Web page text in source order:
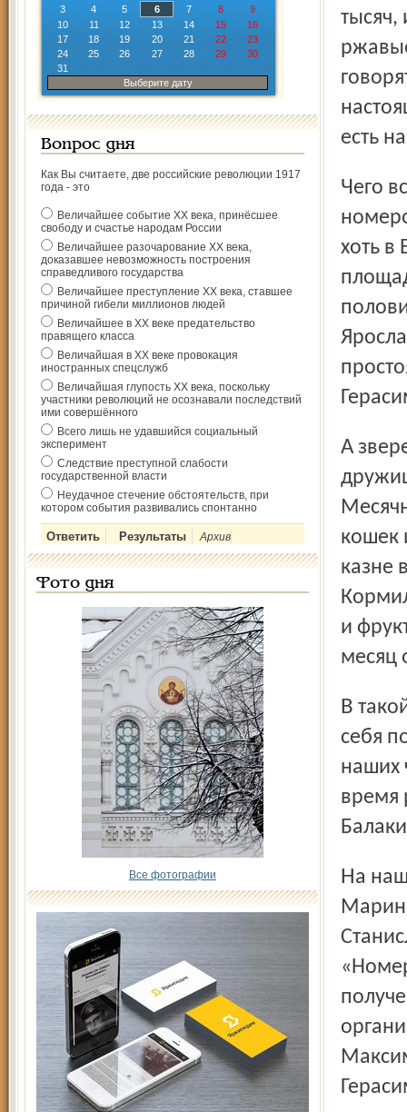
3
4 5 6 7 8
9
10
11 12 13 14 15
16
17
18 19 20 21 22
23
24
25 26 27 28 29
30
31
Выберите дату
Вопрос дня
Как Вы считаете, две российские революции 1917
года - это
Величайшее событие ХХ века, принёсшее
свободу и счастье народам России
Величайшее разочарование ХХ века,
доказавшее невозможность построения
справедливого государства
Величайшее преступление ХХ века, ставшее
причиной гибели миллионов людей
Величайшее в ХХ веке предательство
правящего класса
Величайшая в ХХ веке провокация
иностранных спецслужб
Величайшая глупость ХХ века, поскольку
участники революций не осознавали последствий
ими совершённого
Всего лишь не удавшийся социальный
эксперимент
Следствие преступной слабости
государственной власти
Неудачное стечение обстоятельств, при
котором события развивались спонтанно
Архив
Фото дня
Все фотографии
есть
Чего всегда хватало в цирке, так это талантов и классных
хоть в
А зверей ведь кормить надо, им не скажешь: погоди,
кошек
казне
и
месяц
В такой, мягко говоря, нервозной обстановке всяк ведет
себя
наших
время
На нашу просьбу прояснить инцидент с увольнением